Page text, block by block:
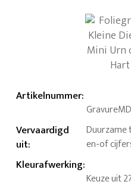
Artikelnummer:
Vervaardigd
uit:
en-of
Kleurafwerking:
Keuze uit